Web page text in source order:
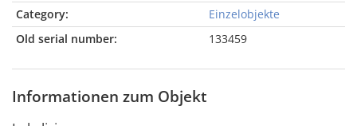
Category:
Einzelobjekte
Old serial number:
133459
Informationen zum Objekt